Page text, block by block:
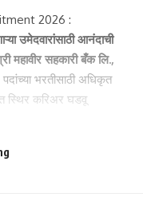
2026 :
उमेदवारांसाठी आनंदाची
महावीर सहकारी बँक लि.,
पदांच्या भरतीसाठी अधिकृत
स्थिर करिअर घडवू
. या लेखात आम्ही पात्रता